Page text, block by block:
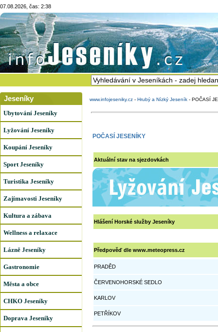
07.08.2026, čas: 2:38
Jeseníky
Ubytování Jeseníky
Lyžování Jeseníky
Koupání Jeseníky
Sport Jeseníky
Turistika Jeseníky
Zajímavosti Jeseníky
Kultura a zábava
Wellness a relaxace
Lázně Jeseníky
Gastronomie
Města a obce
CHKO Jeseníky
Doprava Jeseníky
www.infojeseniky.cz - Hrubý a Nízký Jeseník - POČASÍ
POČASÍ JESENÍKY
Aktuální stav na sjezdovkách
Hlášení Horské služby Jeseníky
Předpověď dle www.meteopress.cz
PRADĚD
ČERVENOHORSKÉ SEDLO
KARLOV
PETŘÍKOV